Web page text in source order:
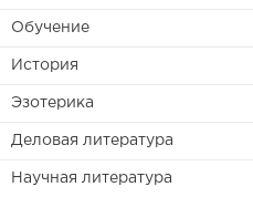
Обучение
История
Эзотерика
Деловая литература
Научная литература